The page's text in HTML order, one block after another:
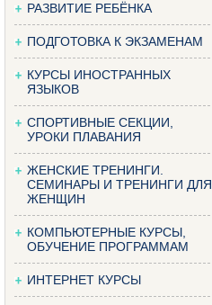
РАЗВИТИЕ РЕБЁНКА
ПОДГОТОВКА К ЭКЗАМЕНАМ
КУРСЫ ИНОСТРАННЫХ
ЯЗЫКОВ
СПОРТИВНЫЕ СЕКЦИИ,
УРОКИ ПЛАВАНИЯ
ЖЕНСКИЕ ТРЕНИНГИ.
СЕМИНАРЫ И ТРЕНИНГИ ДЛЯ
ЖЕНЩИН
КОМПЬЮТЕРНЫЕ КУРСЫ,
ОБУЧЕНИЕ ПРОГРАММАМ
ИНТЕРНЕТ КУРСЫ